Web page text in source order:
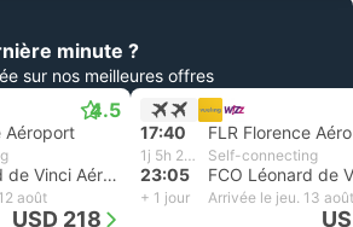
minute ?
sur nos meilleures offres
4.5
Aéroport
FCO Léonard de Vinci Aéroport, Rome
août
USD 218
17:40 FLR Florence
1j 5h 25m Self-connecting
23:05
+ 1 jour Arrivée le jeu. 13 août